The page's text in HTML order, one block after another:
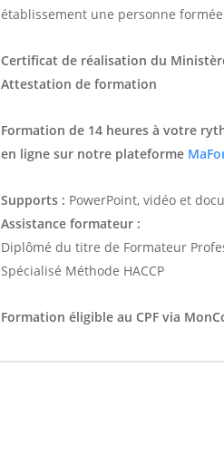
établissement une personne
Certificat de réalisation du
Attestation de formation
Formation de 14 heures à votre
en ligne sur notre plateforme
Supports : PowerPoint, vidéo et
Assistance formateur :
Diplômé du titre de Formateur
Spécialisé Méthode HACCP
Formation éligible au CPF via